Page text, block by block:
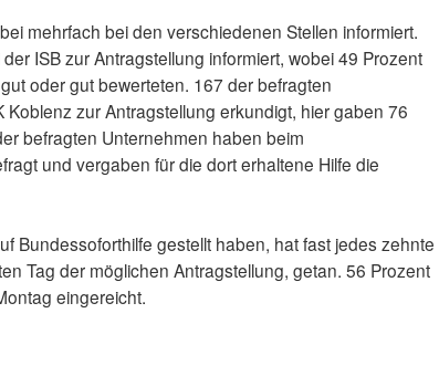
mehrfach bei den verschiedenen Stellen informiert.
ISB zur Antragstellung informiert, wobei 49 Prozent
oder gut bewerteten. 167 der befragten
zur Antragstellung erkundigt, hier gaben 76
befragten Unternehmen haben beim
und vergaben für die dort erhaltene Hilfe die
Bundessoforthilfe gestellt haben, hat fast jedes zehnte
Tag der möglichen Antragstellung, getan. 56 Prozent
eingereicht.